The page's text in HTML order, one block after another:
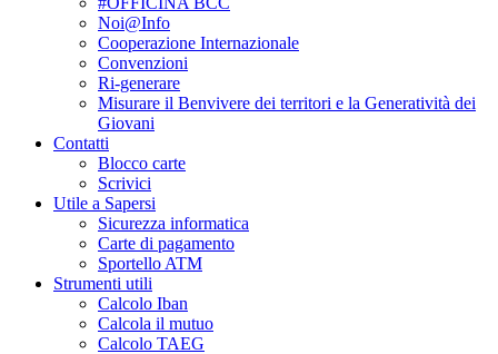
Noi@Info
Cooperazione Internazionale
Convenzioni
Ri-generare
Misurare il Benvivere dei territori e la Generatività dei
Giovani
Contatti
Blocco carte
Scrivici
Utile a Sapersi
Sicurezza informatica
Carte di pagamento
Sportello ATM
Strumenti utili
Calcolo Iban
Calcola il mutuo
Calcolo TAEG